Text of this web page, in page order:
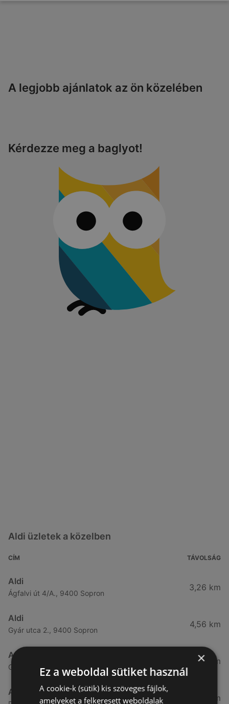
A legjobb ajánlatok az ön közelében
Kérdezze meg a baglyot!
Aldi üzletek a közelben
CÍM TÁVOLSÁG
Aldi
Ágfalvi út 4/A., 9400 Sopron
3,26 km
Aldi
Gyár utca 2., 9400 Sopron
4,56 km
Aldi
Győri út 45., 9400 Sopron
7,57 km
Aldi
49,08 km
×
Ez a weboldal sütiket használ
A cookie-k (sütik) kis szöveges fájlok,
amelyeket a felkeresett weboldalak